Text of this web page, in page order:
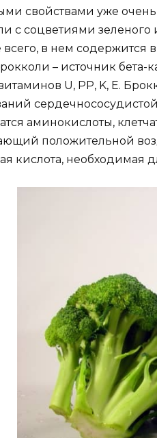
свойствами уже
с соцветиями зеленого
в нем содержится
– источник бета-
U, PP, K, E.
аминокислоты,
положительной
кислота, необходимая